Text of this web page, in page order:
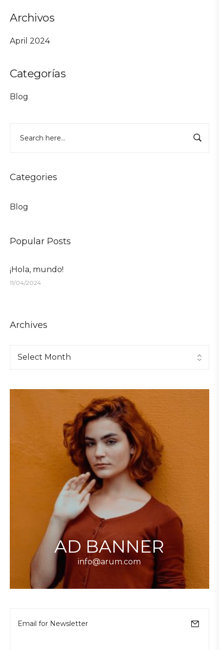
Archivos
April 2024
Categorías
Blog
Categories
Blog
Popular Posts
¡Hola, mundo!
11/04/2024
Archives
AD BANNER
info@arum.com